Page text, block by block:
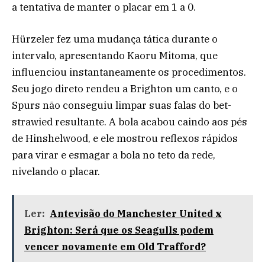
a tentativa de manter o placar em 1 a 0.
Hürzeler fez uma mudança tática durante o
intervalo, apresentando Kaoru Mitoma, que
influenciou instantaneamente os procedimentos.
Seu jogo direto rendeu a Brighton um canto, e o
Spurs não conseguiu limpar suas falas do bet-
strawied resultante. A bola acabou caindo aos pés
de Hinshelwood, e ele mostrou reflexos rápidos
para virar e esmagar a bola no teto da rede,
nivelando o placar.
Ler: Antevisão do Manchester United x
Brighton: Será que os Seagulls podem
vencer novamente em Old Trafford?